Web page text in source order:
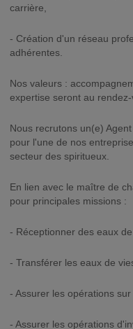
carrière,
- Création d'un réseau
adhérentes.
Nos valeurs :
expertise seront au
Nous recrutons un(e)
pour l'une de nos
secteur des spiritueux.
En lien avec le maître de
pour principales missions :
- Réceptionner des eaux
- Transférer les eaux de
- Assurer les opérations sur
- Assurer les opérations